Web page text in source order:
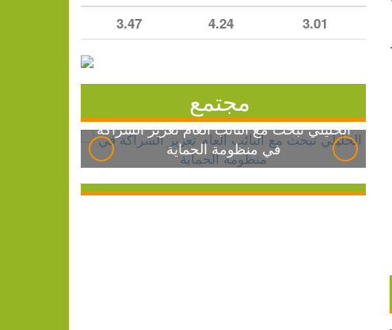
3.01
4.24
3.47
مجتمع
الخليلي تبحث مع النائب العام تعزيز الشراكة
في منظومة الحماية